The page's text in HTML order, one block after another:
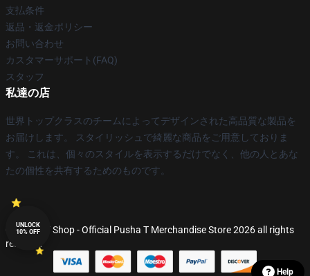
支払条件
返品・返金ポリシー
お問い合わせ
カスタマーサポート(FAQ)
スタッフ
私達の店
世界トップクラスのチームによってデザインされた高品質な製品を
お届けします。 スタイリッシュで綺麗な商品をご用意しておりま
す。 これは、個々のスタイルを表示するだけでなく、他の人とあな
たの個性を共有するためのものです。
© Pusha T Shop - Official Pusha T Merchandise Store 2026 all rights
reserved
Help
UNLOCK
10% OFF